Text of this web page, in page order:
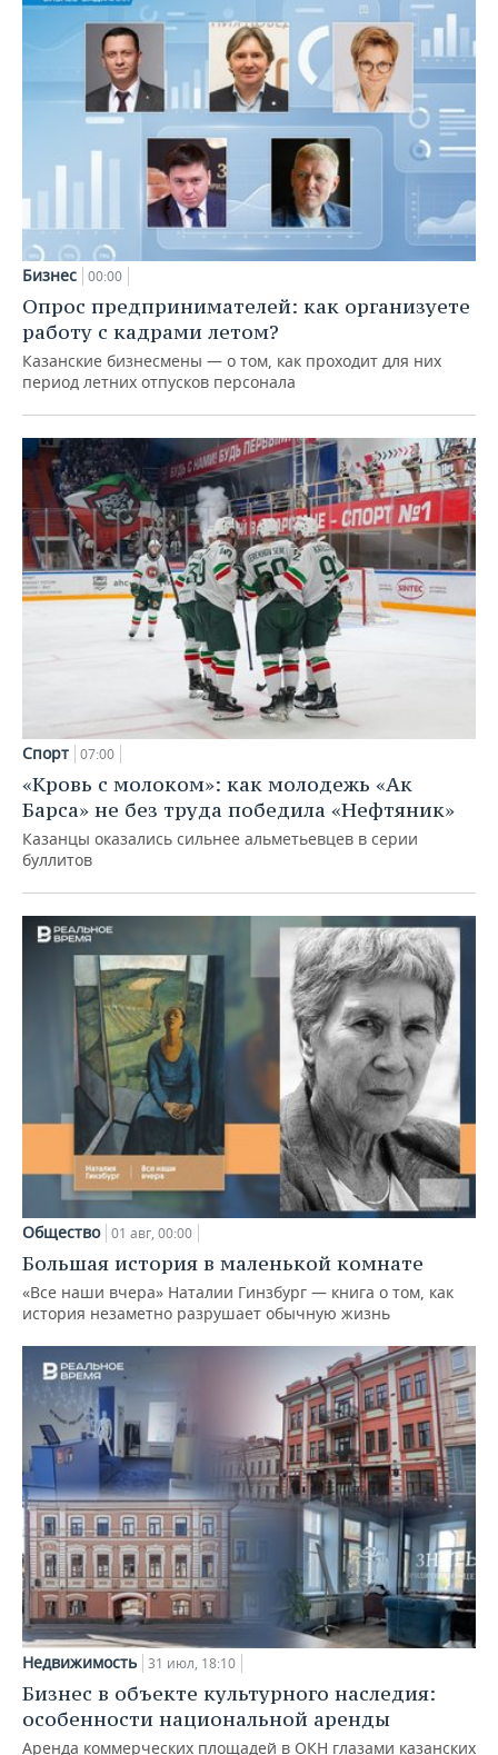
Бизнес 00:00
Опрос предпринимателей: как организуете
работу с кадрами летом?
Казанские бизнесмены — о том, как проходит для них
период летних отпусков персонала
Спорт 07:00
«Кровь с молоком»: как молодежь «Ак
Барса» не без труда победила «Нефтяник»
Казанцы оказались сильнее альметьевцев в серии
буллитов
Общество 01 авг, 00:00
Большая история в маленькой комнате
«Все наши вчера» Наталии Гинзбург — книга о том, как
история незаметно разрушает обычную жизнь
Недвижимость 31 июл, 18:10
Бизнес в объекте культурного наследия:
особенности национальной аренды
Аренда коммерческих площадей в ОКН глазами казанских